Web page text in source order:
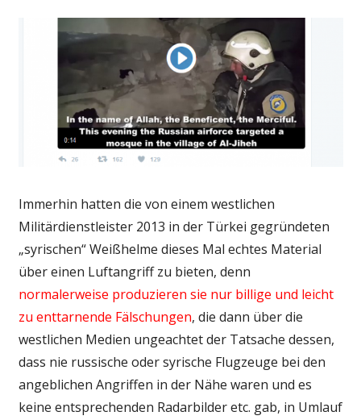
Immerhin hatten die von einem westlichen
Militärdienstleister 2013 in der Türkei gegründeten
„syrischen“ Weißhelme dieses Mal echtes Material
über einen Luftangriff zu bieten, denn
normalerweise produzieren sie nur billige und leicht
zu enttarnende Fälschungen, die dann über die
westlichen Medien ungeachtet der Tatsache dessen,
dass nie russische oder syrische Flugzeuge bei den
angeblichen Angriffen in der Nähe waren und es
keine entsprechenden Radarbilder etc. gab, in Umlauf